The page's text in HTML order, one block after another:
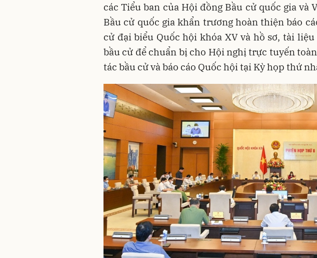
các Tiểu ban của Hội đồng Bầu cử quốc gia và
Bầu cử quốc gia khẩn trương hoàn thiện báo
cử đại biểu Quốc hội khóa XV và hồ sơ, tài
bầu cử để chuẩn bị cho Hội nghị trực tuyến
tác bầu cử và báo cáo Quốc hội tại Kỳ họp thứ